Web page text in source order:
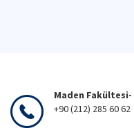
Maden
+90 (212) 285 60 62